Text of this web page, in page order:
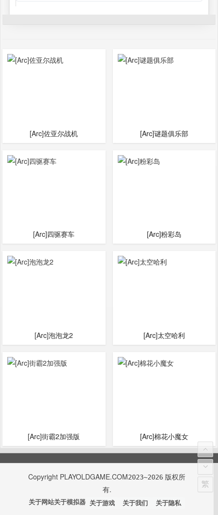
[Arc]佐亚尔战机 [Arc]谜题俱乐部
[Arc]四驱赛车 [Arc]粉彩岛
[Arc]泡泡龙2 [Arc]太空哈利
[Arc]街霸2加强版 [Arc]棉花小魔女
Copyright PLAYOLDGAME.COM2023~2026 版权所
有.
关于网站关于模拟器 关于游戏 关于我们 关于隐私
繁